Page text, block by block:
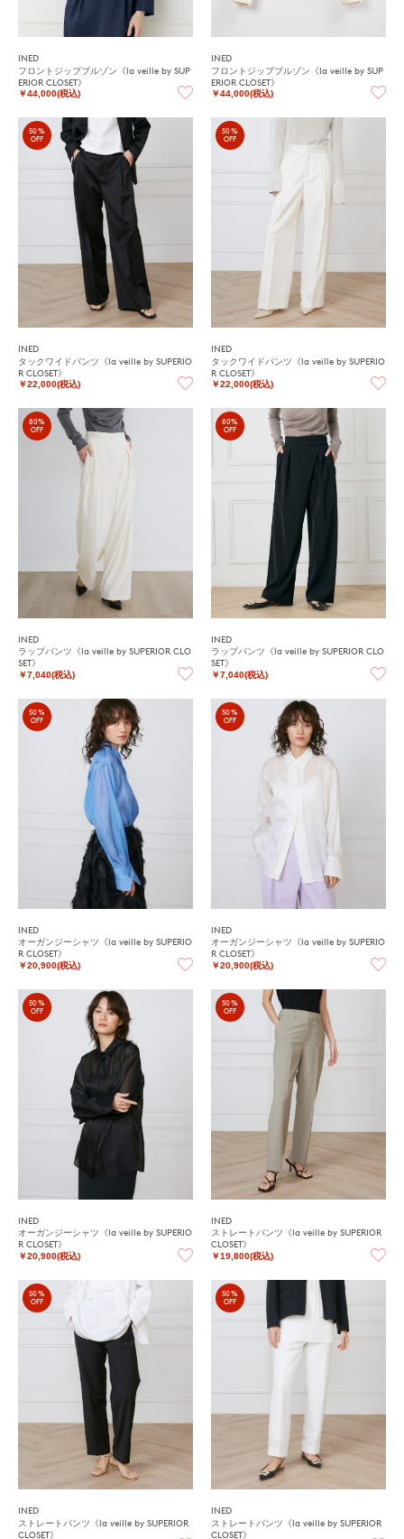
INED
フロントジップブルゾン《la veille by SUP
ERIOR CLOSET》
￥44,000(税込)
INED
フロントジップブルゾン《la veille by SUP
ERIOR CLOSET》
￥44,000(税込)
50%
OFF
INED
タックワイドパンツ《la veille by SUPERIO
R CLOSET》
￥22,000(税込)
50%
OFF
INED
タックワイドパンツ《la veille by SUPERIO
R CLOSET》
￥22,000(税込)
80%
OFF
INED
ラップパンツ《la veille by SUPERIOR CLO
SET》
￥7,040(税込)
80%
OFF
INED
ラップパンツ《la veille by SUPERIOR CLO
SET》
￥7,040(税込)
50%
OFF
INED
オーガンジーシャツ《la veille by SUPERIO
R CLOSET》
￥20,900(税込)
50%
OFF
INED
オーガンジーシャツ《la veille by SUPERIO
R CLOSET》
￥20,900(税込)
50%
OFF
INED
オーガンジーシャツ《la veille by SUPERIO
R CLOSET》
￥20,900(税込)
50%
OFF
INED
ストレートパンツ《la veille by SUPERIOR
CLOSET》
￥19,800(税込)
50%
OFF
INED
ストレートパンツ《la veille by SUPERIOR
CLOSET》
50%
OFF
INED
ストレートパンツ《la veille by SUPERIOR
CLOSET》